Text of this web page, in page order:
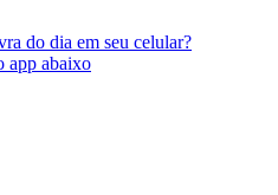
do dia em seu celular?
app abaixo